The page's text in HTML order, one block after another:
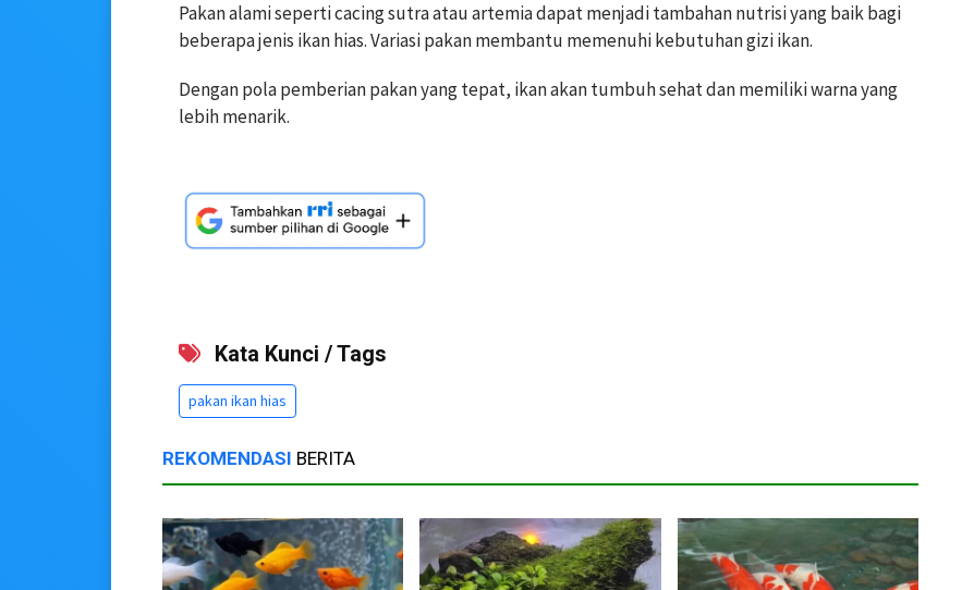
Pakan alami seperti cacing sutra atau artemia dapat menjadi tambahan nutrisi yang baik bagi
beberapa jenis ikan hias. Variasi pakan membantu memenuhi kebutuhan gizi ikan.
Dengan pola pemberian pakan yang tepat, ikan akan tumbuh sehat dan memiliki warna yang
lebih menarik.
Kata Kunci / Tags
pakan ikan hias
REKOMENDASI BERITA